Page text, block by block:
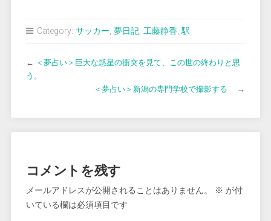
Category: サッカー, 夢日記, 工藤静香,駅
← ＜夢占い＞巨大な惑星の衝突を見て、この世の終わりと思
う。
＜夢占い＞新潟の専門学校で撮影する
→
コメントを残す
メールアドレスが公開されることはありません。 ※ が付
いている欄は必須項目です